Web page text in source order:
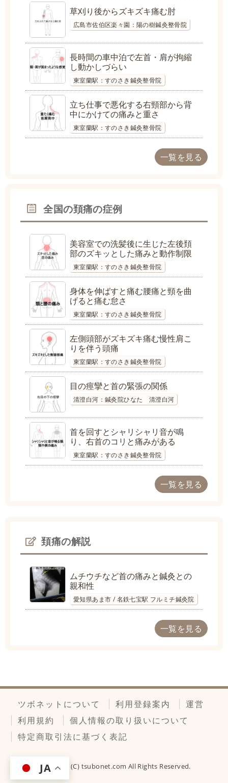
草刈り後からズキズキ痛む肘
広島市佐伯区楽々園：陽の樹鍼灸整骨院
長時間の車中泊で左首・肩が拘縮
し動かしづらい
東室蘭駅：すのさき鍼灸整骨院
立ち仕事で悪化する右頸部から背
中にかけての痛みと重さ
東室蘭駅：すのさき鍼灸整骨院
一覧を見る
全国の頚痛の症例
美容室での洗髪後に生じた左後頚
部のズキッとした痛みと動作制限
東室蘭駅：すのさき鍼灸整骨院
身体を伸ばすと痛む腰痛と頸を曲
げると痛む怠さ
東室蘭駅：すのさき鍼灸整骨院
左側頭部がズキズキ痛む慢性肩こ
りを伴う頭痛
東室蘭駅：すのさき鍼灸整骨院
目の痙攣と首の緊張の関係
清澄白河：鍼灸院ひなた 清澄白河
首を回すとシャリシャリ音が鳴
り、右首のコリと痛みがある
東室蘭駅：すのさき鍼灸整骨院
一覧を見る
頚痛の解説
ムチウチなど首の痛みと鍼灸との
親和性
愛知県あま市 / 名鉄七宝駅 フルミチ鍼灸院
一覧を見る
ツボネットについて 利用登録案内
運営
利用規約
個人情報の取り扱いについて
特定商取引法に基づく表記
Copyright (C) tsubonet.com All Rights Reserved.
JA